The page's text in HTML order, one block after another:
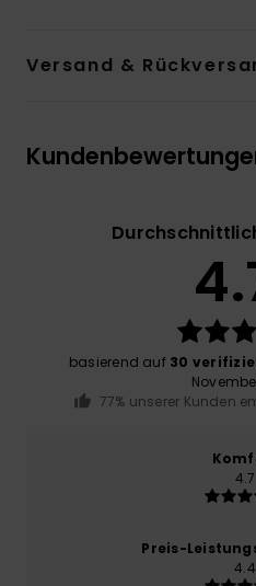
Versand &
basierend auf 30
77% unserer Kunden
4.7
Preis-
4.4